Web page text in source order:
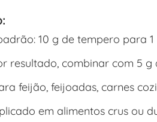
10 g de tempero para
resultado, combinar com 5 g
feijão, feijoadas, carnes
em alimentos crus ou